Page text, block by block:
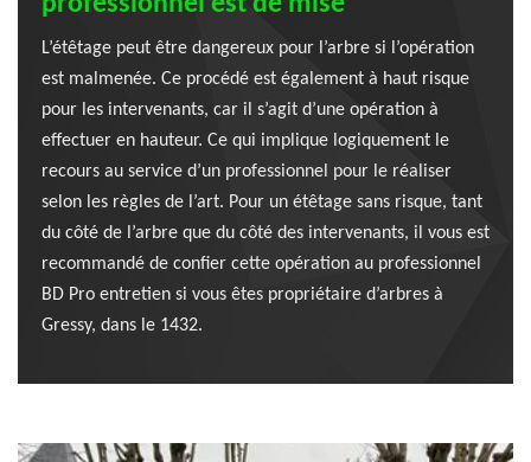
L’étêtage peut être dangereux pour l’arbre si l’opération
est malmenée. Ce procédé est également à haut risque
pour les intervenants, car il s’agit d’une opération à
effectuer en hauteur. Ce qui implique logiquement le
recours au service d’un professionnel pour le réaliser
selon les règles de l’art. Pour un étêtage sans risque, tant
du côté de l’arbre que du côté des intervenants, il vous est
recommandé de confier cette opération au professionnel
BD Pro entretien si vous êtes propriétaire d’arbres à
Gressy, dans le 1432.